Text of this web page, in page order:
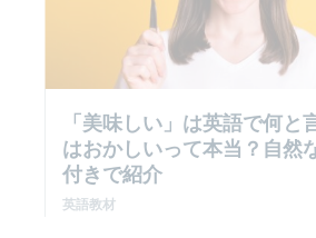
「美味しい」は英語で何と
はおかしいって本当？自然
付きで紹介
英語教材